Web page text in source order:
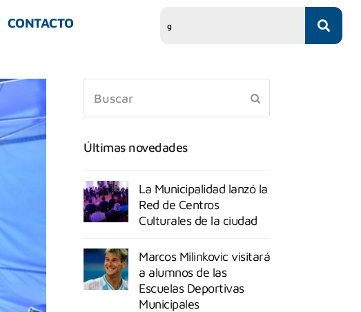
CONTACTO
Últimas novedades
La Municipalidad lanzó la
Red de Centros
Culturales de la ciudad
Marcos Milinkovic visitará
a alumnos de las
Escuelas Deportivas
Municipales